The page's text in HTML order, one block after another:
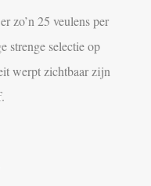
zo’n 25 veulens per
strenge selectie op
werpt zichtbaar zijn